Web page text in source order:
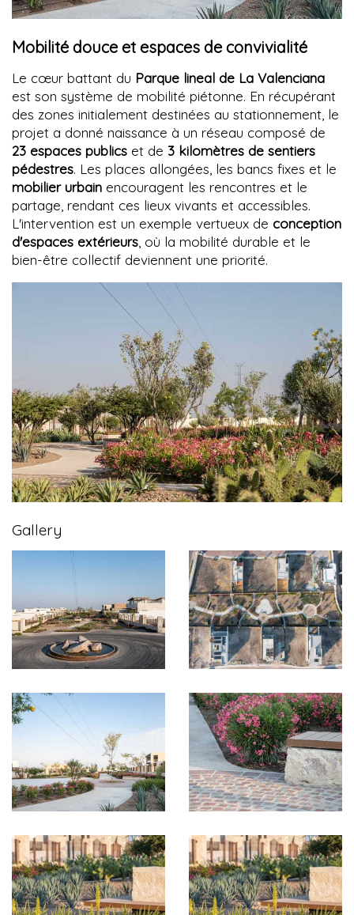
Mobilité douce et espaces de convivialité
Le cœur battant du Parque lineal de La Valenciana
est son système de mobilité piétonne. En récupérant
des zones initialement destinées au stationnement, le
projet a donné naissance à un réseau composé de
23 espaces publics et de 3 kilomètres de sentiers
pédestres. Les places allongées, les bancs fixes et le
mobilier urbain encouragent les rencontres et le
partage, rendant ces lieux vivants et accessibles.
L'intervention est un exemple vertueux de conception
d'espaces extérieurs , où la mobilité durable et le
bien-être collectif deviennent une priorité.
Gallery